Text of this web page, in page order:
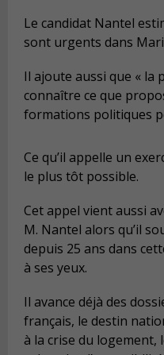
Le candidat Nantel
sont urgents dans
Il ajoute aussi que «
connaître ce que
formations politiques
Ce qu’il appelle un
le plus tôt possible.
Cet appel vient aussi
M. Nantel alors qu’il
depuis 25 ans dans
à ses yeux.
Il avance déjà des
français, le destin
à la crise du